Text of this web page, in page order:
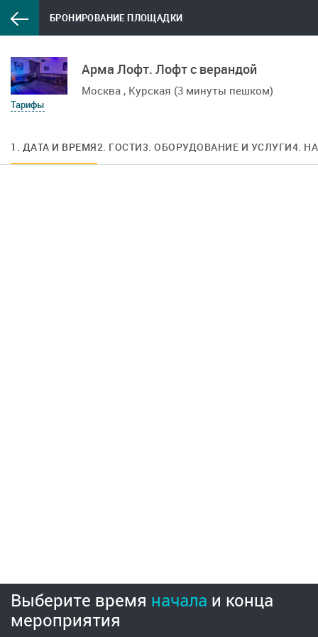
БРОНИРОВАНИЕ ПЛОЩАДКИ
Выберите время начала и конца
мероприятия
Тарифы
Арма Лофт. Лофт с верандой
Москва , Курская (3 минуты пешком)
1. ДАТА И ВРЕМЯ2. ГОСТИ3. ОБОРУДОВАНИЕ И УСЛУГИ4.